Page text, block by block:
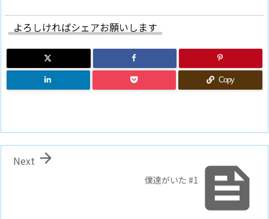
よろしければシェアお願いします
Copy

僕達がいた #1

Next